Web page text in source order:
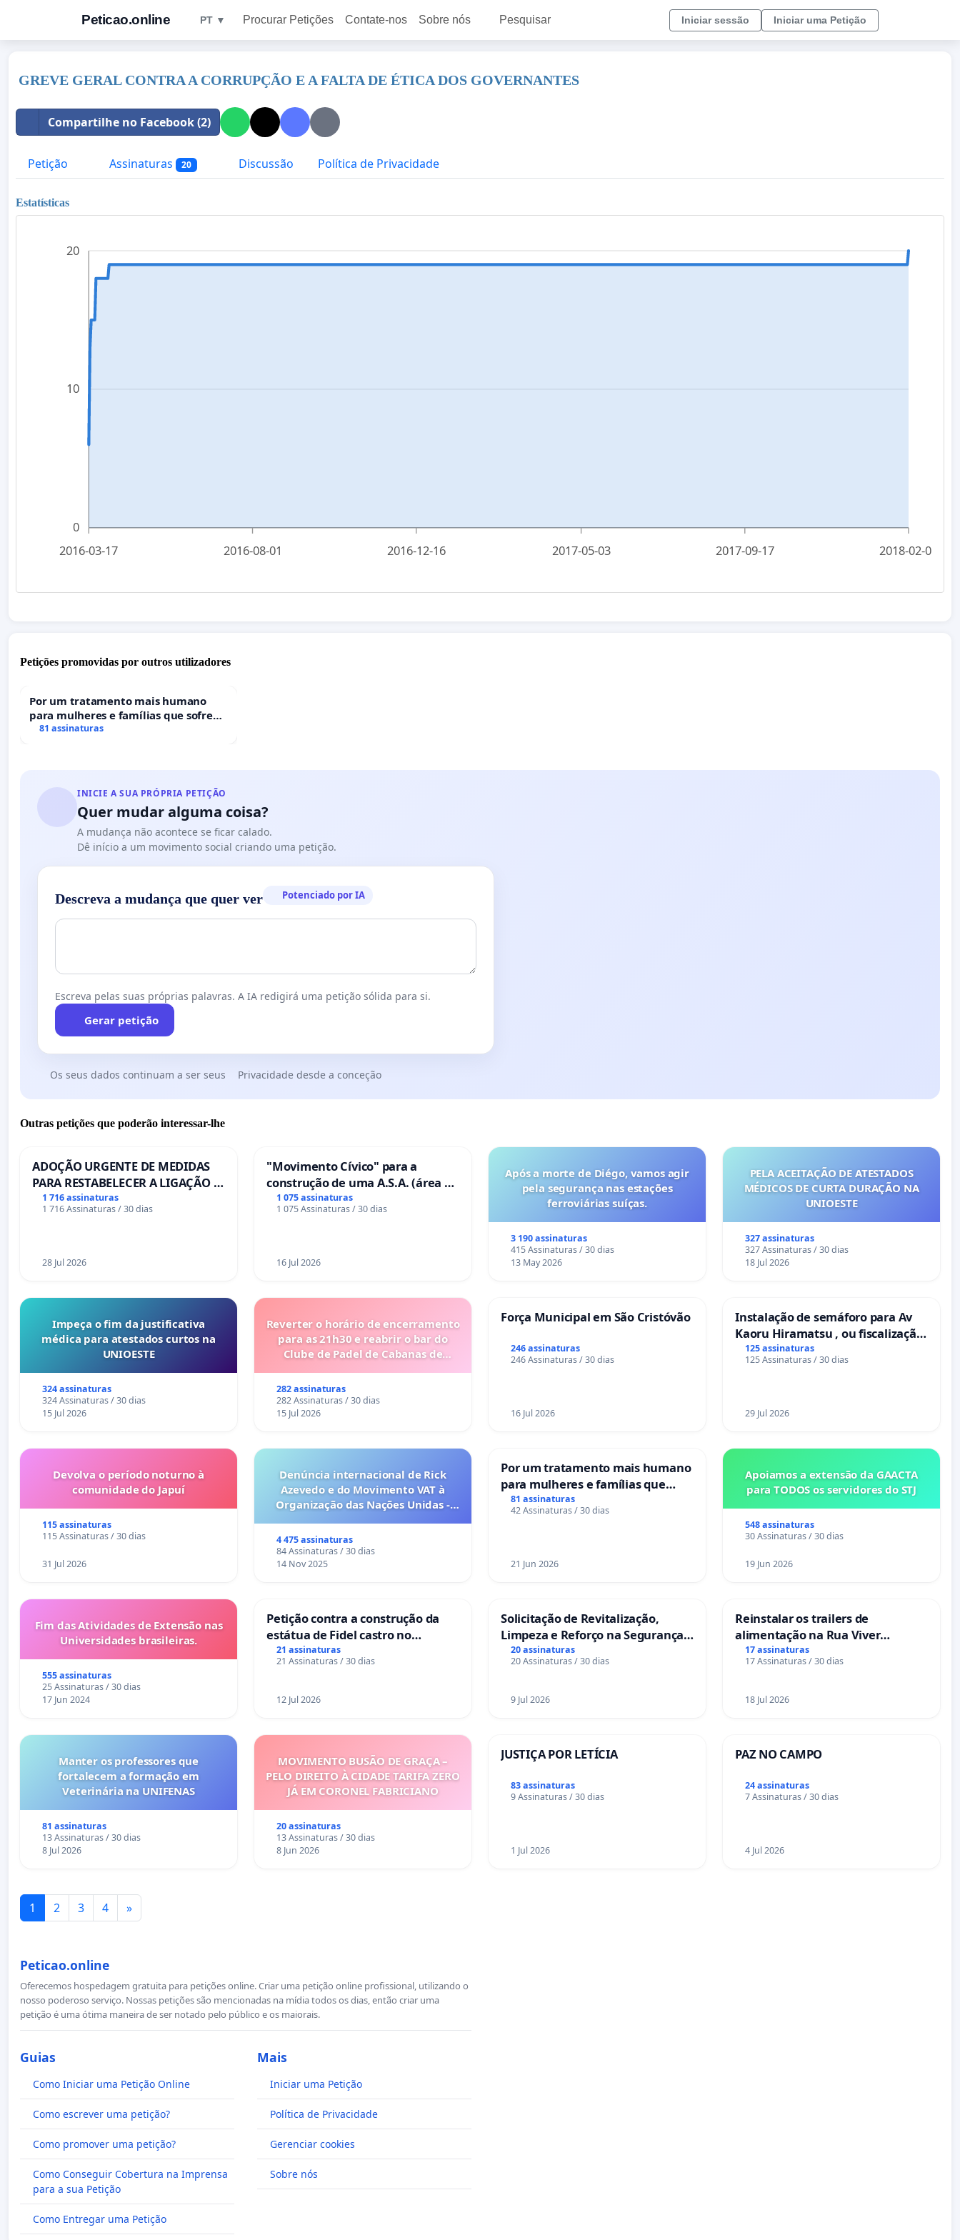
Peticao.online PT ▼ Procurar Petições Contate-nos Sobre nós Pesquisar Iniciar sessão Iniciar uma Petição
GREVE GERAL CONTRA A CORRUPÇÃO E A FALTA DE ÉTICA DOS GOVERNANTES
Compartilhe no Facebook (2)
Petição Assinaturas 20 Discussão Política de Privacidade
Estatísticas
0
10
20
2016-03-17 2016-08-01 2016-12-16 2017-05-03 2017-09-17 2018-02-01
Petições promovidas por outros utilizadores
Por um tratamento mais humano
para mulheres e famílias que sofrem
uma perda gestacional nos hospitais
81 assinaturas
INICIE A SUA PRÓPRIA PETIÇÃO
Quer mudar alguma coisa?
A mudança não acontece se ficar calado.
Dê início a um movimento social criando uma petição.
Descreva a mudança que quer ver Potenciado por IA
Escreva pelas suas próprias palavras. A IA redigirá uma petição sólida para si.
Gerar petição
Os seus dados continuam a ser seus Privacidade desde a conceção
Outras petições que poderão interessar-lhe
ADOÇÃO URGENTE DE MEDIDAS
PARA RESTABELECER A LIGAÇÃO -
PONTE RS-129
1 716 assinaturas
1 716 Assinaturas / 30 dias
28 Jul 2026
"Movimento Cívico" para a
construção de uma A.S.A. (área de
serviços para autocaravanas) em
Coimbra
1 075 assinaturas
1 075 Assinaturas / 30 dias
16 Jul 2026
Após a morte de Diégo, vamos agir
pela segurança nas estações
ferroviárias suíças.
3 190 assinaturas
415 Assinaturas / 30 dias
13 May 2026
PELA ACEITAÇÃO DE ATESTADOS
MÉDICOS DE CURTA DURAÇÃO NA
UNIOESTE
327 assinaturas
327 Assinaturas / 30 dias
18 Jul 2026
Impeça o fim da justificativa
médica para atestados curtos na
UNIOESTE
324 assinaturas
324 Assinaturas / 30 dias
15 Jul 2026
Reverter o horário de encerramento
para as 21h30 e reabrir o bar do
Clube de Padel de Cabanas de
282 assinaturas
282 Assinaturas / 30 dias
15 Jul 2026
Força Municipal em São Cristóvão
246 assinaturas
246 Assinaturas / 30 dias
16 Jul 2026
Instalação de semáforo para Av
Kaoru Hiramatsu , ou fiscalização
Eletrônica
125 assinaturas
125 Assinaturas / 30 dias
29 Jul 2026
Devolva o período noturno à
comunidade do Japuí
115 assinaturas
115 Assinaturas / 30 dias
31 Jul 2026
Denúncia internacional de Rick
Azevedo e do Movimento VAT à
Organização das Nações Unidas -
6x1 enquanto o lobby empresarial
compra a omissão do Congresso.
4 475 assinaturas
84 Assinaturas / 30 dias
14 Nov 2025
Por um tratamento mais humano
para mulheres e famílias que
sofrem uma perda gestacional
nos hospitais portugueses
81 assinaturas
42 Assinaturas / 30 dias
21 Jun 2026
Apoiamos a extensão da GAACTA
para TODOS os servidores do STJ
548 assinaturas
30 Assinaturas / 30 dias
19 Jun 2026
Fim das Atividades de Extensão nas
Universidades brasileiras.
555 assinaturas
25 Assinaturas / 30 dias
17 Jun 2024
Petição contra a construção da
estátua de Fidel castro no
mirante do Caju
21 assinaturas
21 Assinaturas / 30 dias
12 Jul 2026
Solicitação de Revitalização,
Limpeza e Reforço na Segurança
das Praças da Rua Cachoeira das
Sete Ilhas
20 assinaturas
20 Assinaturas / 30 dias
9 Jul 2026
Reinstalar os trailers de
alimentação na Rua Viver
Salvador
17 assinaturas
17 Assinaturas / 30 dias
18 Jul 2026
Manter os professores que
fortalecem a formação em
Veterinária na UNIFENAS
81 assinaturas
13 Assinaturas / 30 dias
8 Jul 2026
MOVIMENTO BUSÃO DE GRAÇA –
PELO DIREITO À CIDADE TARIFA ZERO
JÁ EM CORONEL FABRICIANO
20 assinaturas
13 Assinaturas / 30 dias
8 Jun 2026
JUSTIÇA POR LETÍCIA
83 assinaturas
9 Assinaturas / 30 dias
1 Jul 2026
PAZ NO CAMPO
24 assinaturas
7 Assinaturas / 30 dias
4 Jul 2026
1 2 3 4 »
Peticao.online
Oferecemos hospedagem gratuita para petições online. Criar uma petição online profissional, utilizando o
nosso poderoso serviço. Nossas petições são mencionadas na mídia todos os dias, então criar uma
petição é uma ótima maneira de ser notado pelo público e os maiorais.
Guias
Como Iniciar uma Petição Online
Como escrever uma petição?
Como promover uma petição?
Como Conseguir Cobertura na Imprensa
para a sua Petição
Como Entregar uma Petição
Mais
Iniciar uma Petição
Política de Privacidade
Gerenciar cookies
Sobre nós